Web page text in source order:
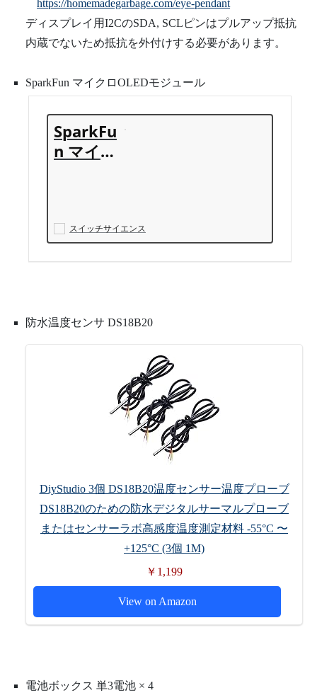
https://homemadegarbage.com/eye-pendant
ディスプレイ用I2CのSDA, SCLピンはプルアップ抵抗
内蔵でないため抵抗を外付けする必要があります。
SparkFun マイクロOLEDモジュール
SparkFu
n マイク
ッチサイ
エンス
スイッチサイエンス
防水温度センサ DS18B20
DiyStudio 3個 DS18B20温度センサー温度プローブ
DS18B20のための防水デジタルサーマルプローブ
またはセンサーラボ高感度温度測定材料 -55°C 〜
+125°C (3個 1M)
￥1,199
View on Amazon
電池ボックス 単3電池 × 4